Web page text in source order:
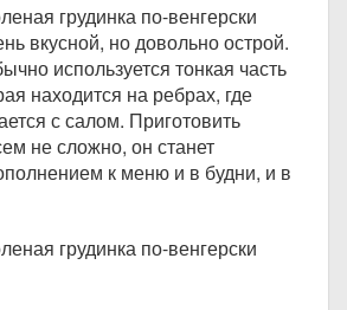
грудинка по-венгерски
вкусной, но довольно острой.
используется тонкая часть
находится на ребрах, где
с салом. Приготовить
не сложно, он станет
к меню и в будни, и в
грудинка по-венгерски